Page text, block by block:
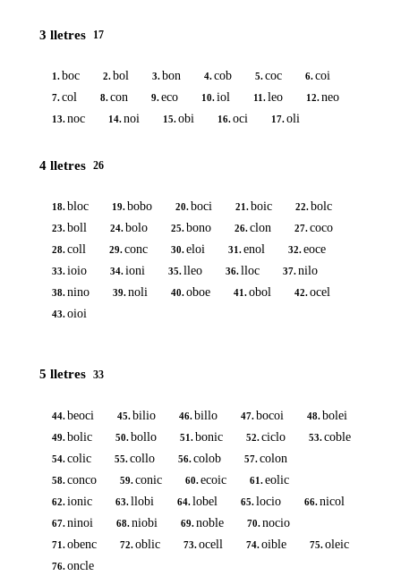
3 lletres 17
1.boc 2.bol 3.bon 4.cob 5.coc 6.coi
7.col 8.con 9.eco 10.iol 11.leo 12.neo
13.noc 14.noi 15.obi 16.oci 17.oli
4 lletres 26
18.bloc 19.bobo 20.boci 21.boic 22.bolc
23.boll 24.bolo 25.bono 26.clon 27.coco
28.coll 29.conc 30.eloi 31.enol 32.eoce
33.ioio 34.ioni 35.lleo 36.lloc 37.nilo
38.nino 39.noli 40.oboe 41.obol 42.ocel
43.oioi
5 lletres 33
44.beoci 45.bilio 46.billo 47.bocoi 48.bolei
49.bolic 50.bollo 51.bonic 52.ciclo 53.coble
54.colic 55.collo 56.colob 57.colon
58.conco 59.conic 60.ecoic 61.eolic
62.ionic 63.llobi 64.lobel 65.locio 66.nicol
67.ninoi 68.niobi 69.noble 70.nocio
71.obenc 72.oblic 73.ocell 74.oible 75.oleic
76.oncle